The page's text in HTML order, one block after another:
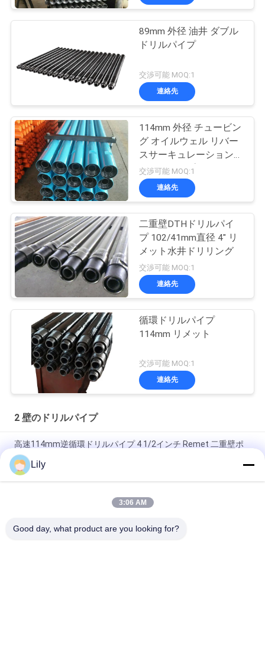
89mm 外径 油井 ダブル
ドリルパイプ
交渉可能 MOQ:1
連絡先
114mm 外径 チュービン
グ オイルウェル リバー
スサーキュレーション
ドリルパイプ
交渉可能 MOQ:1
連絡先
二重壁DTHドリルパイ
プ 102/41mm直径 4" リ
メット水井ドリリング
交渉可能 MOQ:1
連絡先
循環ドリルパイプ
114mm リメット
交渉可能 MOQ:1
連絡先
2 壁のドリルパイプ
高速114mm逆循環ドリルパイプ 4 1/2インチ Remet 二重壁ポ
ール
89mmの外の直径の逆の循環のドリル管3m長く
102mm 二重壁ドリルパイプ 4インチ Remet リバースサーキュ
Lily
3:06 AM
Good day, what product are you looking for?